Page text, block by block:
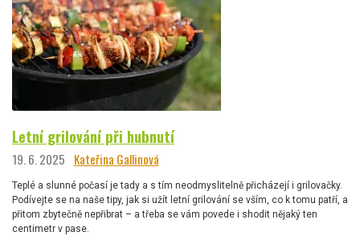
Letní grilování při hubnutí
19. 6. 2025 Kateřina Gallinová
Teplé a slunné počasí je tady a s tím neodmyslitelně přicházejí i grilovačky.
Podívejte se na naše tipy, jak si užít letní grilování se vším, co k tomu patří, a
přitom zbytečně nepřibrat – a třeba se vám povede i shodit nějaký ten
centimetr v pase.